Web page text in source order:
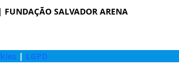
FUNDAÇÃO SALVADOR ARENA
| LGPD